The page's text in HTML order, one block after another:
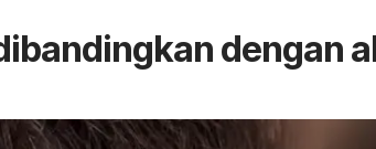
dengan